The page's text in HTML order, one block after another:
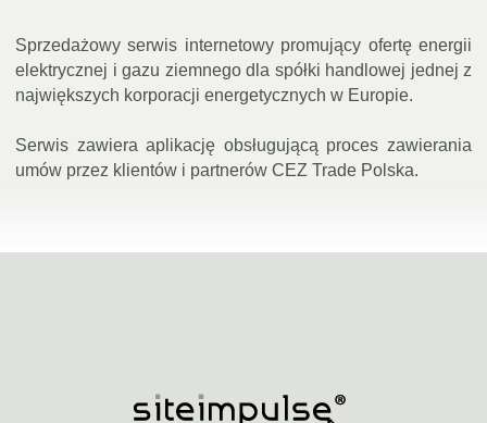
Sprzedażowy serwis internetowy promujący ofertę energii
elektrycznej i gazu ziemnego dla spółki handlowej jednej z
największych korporacji energetycznych w Europie.
Serwis zawiera aplikację obsługującą proces zawierania
umów przez klientów i partnerów CEZ Trade Polska.